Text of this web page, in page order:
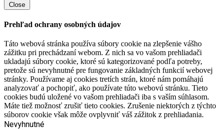
Close
Prehľad ochrany osobných údajov
Táto webová stránka používa súbory cookie na zlepšenie vášho
zážitku pri prechádzaní webom. Z nich sa vo vašom prehliadači
ukladajú súbory cookie, ktoré sú kategorizované podľa potreby,
pretože sú nevyhnutné pre fungovanie základných funkcií webovej
stránky. Používame aj cookies tretích strán, ktoré nám pomáhajú
analyzovať a pochopiť, ako používate túto webovú stránku. Tieto
cookies budú uložené vo vašom prehliadači iba s vaším súhlasom.
Máte tiež možnosť zrušiť tieto cookies. Zrušenie niektorých z týchto
súborov cookie však môže ovplyvniť váš zážitok z prehliadania.
Nevyhnutné